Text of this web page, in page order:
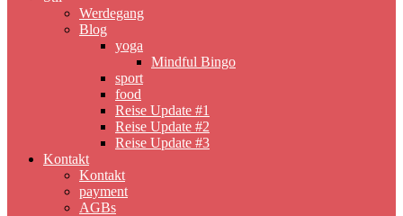
Werdegang
Blog
yoga
Mindful Bingo
sport
food
Reise Update #1
Reise Update #2
Reise Update #3
Kontakt
Kontakt
payment
AGBs